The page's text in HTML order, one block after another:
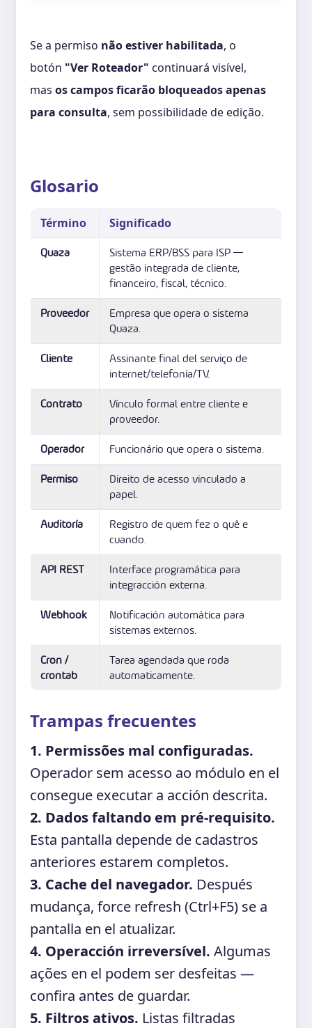
Se a permiso não estiver habilitada, o
botón "Ver Roteador" continuará visível,
mas os campos ficarão bloqueados apenas
para consulta, sem possibilidade de edição.
Glosario
Término Significado
Quaza
Sistema ERP/BSS para ISP —
gestão integrada de cliente,
financeiro, fiscal, técnico.
Proveedor
Empresa que opera o sistema
Quaza.
Cliente
Assinante final del serviço de
internet/telefonía/TV.
Contrato
Vínculo formal entre cliente e
proveedor.
Operador Funcionário que opera o sistema.
Permiso
Direito de acesso vinculado a
papel.
Auditoría
Registro de quem fez o quê e
cuando.
API REST
Interface programática para
integracción externa.
Webhook
Notificación automática para
sistemas externos.
Cron /
crontab
Tarea agendada que roda
automaticamente.
Trampas frecuentes
1. Permissões mal configuradas.
Operador sem acesso ao módulo en el
consegue executar a acción descrita.
2. Dados faltando em pré-requisito.
Esta pantalla depende de cadastros
anteriores estarem completos.
3. Cache del navegador. Después
mudança, force refresh (Ctrl+F5) se a
pantalla en el atualizar.
4. Operacción irreversível. Algumas
ações en el podem ser desfeitas —
confira antes de guardar.
5. Filtros ativos. Listas filtradas